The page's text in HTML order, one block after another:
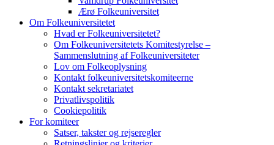
Ærø Folkeuniversitet
Om Folkeuniversitetet
Hvad er Folkeuniversitetet?
Om Folkeuniversitetets Komitestyrelse –
Sammenslutning af Folkeuniversiteter
Lov om Folkeoplysning
Kontakt folkeuniversitetskomiteerne
Kontakt sekretariatet
Privatlivspolitik
Cookiepolitik
For komiteer
Satser, takster og rejseregler